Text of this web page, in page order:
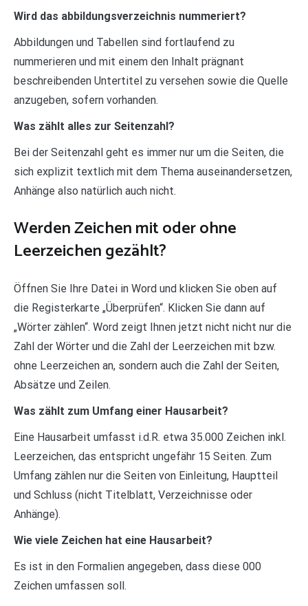
Wird das abbildungsverzeichnis nummeriert?
Abbildungen und Tabellen sind fortlaufend zu
nummerieren und mit einem den Inhalt prägnant
beschreibenden Untertitel zu versehen sowie die Quelle
anzugeben, sofern vorhanden.
Was zählt alles zur Seitenzahl?
Bei der Seitenzahl geht es immer nur um die Seiten, die
sich explizit textlich mit dem Thema auseinandersetzen,
Anhänge also natürlich auch nicht.
Werden Zeichen mit oder ohne
Leerzeichen gezählt?
Öffnen Sie Ihre Datei in Word und klicken Sie oben auf
die Registerkarte „Überprüfen“. Klicken Sie dann auf
„Wörter zählen“. Word zeigt Ihnen jetzt nicht nicht nur die
Zahl der Wörter und die Zahl der Leerzeichen mit bzw.
ohne Leerzeichen an, sondern auch die Zahl der Seiten,
Absätze und Zeilen.
Was zählt zum Umfang einer Hausarbeit?
Eine Hausarbeit umfasst i.d.R. etwa 35.000 Zeichen inkl.
Leerzeichen, das entspricht ungefähr 15 Seiten. Zum
Umfang zählen nur die Seiten von Einleitung, Hauptteil
und Schluss (nicht Titelblatt, Verzeichnisse oder
Anhänge).
Wie viele Zeichen hat eine Hausarbeit?
Es ist in den Formalien angegeben, dass diese 000
Zeichen umfassen soll.